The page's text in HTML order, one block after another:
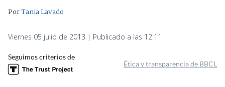
PorTania Lavado
Viernes 05 julio de 2013 | Publicado a las 12:11
Seguimos criterios de
Ética y transparencia de BBCL